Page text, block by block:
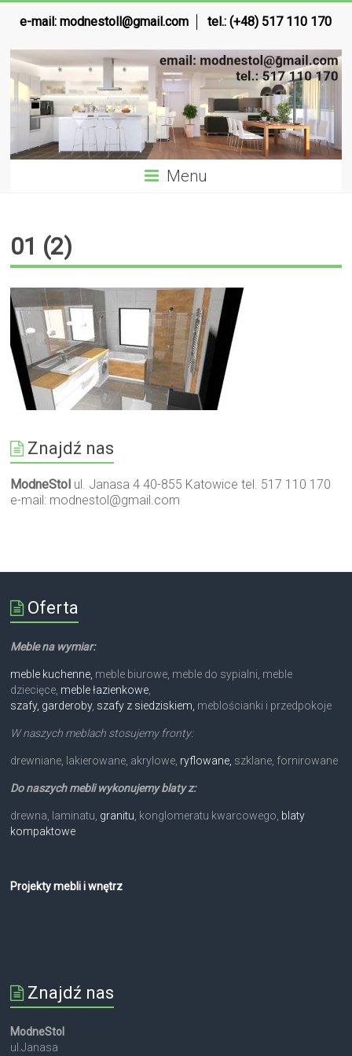
e-mail:modnestoll@gmail.com tel.: (+48) 517 110 170
Menu
01 (2)
Znajdź nas
ModneStol ul. Janasa 4 40-855 Katowice tel. 517 110 170
e-mail: modnestol@gmail.com
Oferta
Meble na wymiar:
meble kuchenne, meble biurowe, meble do sypialni, meble
dziecięce, meble łazienkowe,
szafy, garderoby, szafy z siedziskiem, meblościanki i przedpokoje
W naszych meblach stosujemy fronty:
drewniane, lakierowane, akrylowe, ryflowane, szklane, fornirowane
Do naszych mebli wykonujemy blaty z:
drewna, laminatu, granitu, konglomeratu kwarcowego, blaty
kompaktowe
Projekty mebli i wnętrz
Znajdź nas
ModneStol
ul.Janasa